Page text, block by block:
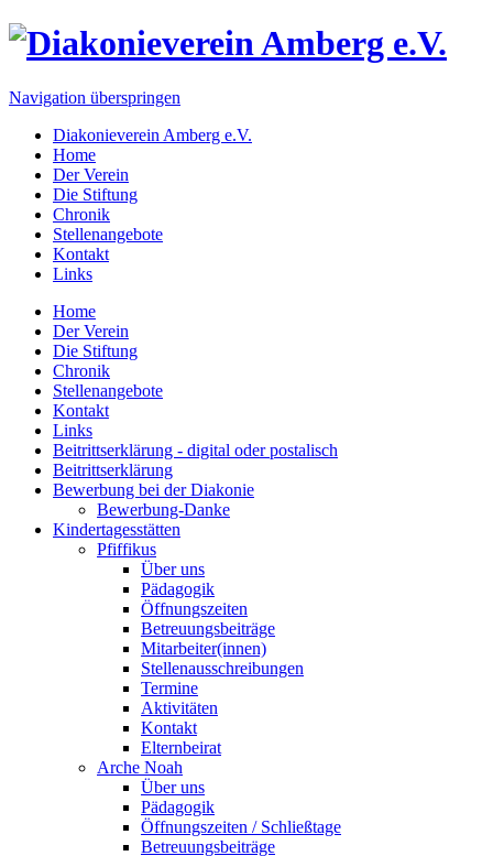
Navigation überspringen
Diakonieverein Amberg e.V.
Home
Der Verein
Die Stiftung
Chronik
Stellenangebote
Kontakt
Links
Home
Der Verein
Die Stiftung
Chronik
Stellenangebote
Kontakt
Links
Beitrittserklärung - digital oder postalisch
Beitrittserklärung
Bewerbung bei der Diakonie
Bewerbung-Danke
Kindertagesstätten
Pfiffikus
Über uns
Pädagogik
Öffnungszeiten
Betreuungsbeiträge
Mitarbeiter(innen)
Stellenausschreibungen
Termine
Aktivitäten
Kontakt
Elternbeirat
Arche Noah
Über uns
Pädagogik
Öffnungszeiten / Schließtage
Betreuungsbeiträge